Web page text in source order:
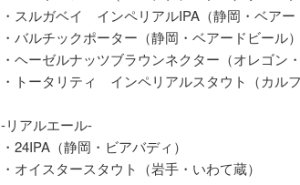
・スルガベイ インペリアルIPA（静岡・ベアー
・バルチックポーター（静岡・ベアードビール）
・ヘーゼルナッツブラウンネクター（オレゴン・
・トータリティ インペリアルスタウト（カル
-リアルエール-
・24IPA（静岡・ビアバディ）
・オイスタースタウト（岩手・いわて蔵）